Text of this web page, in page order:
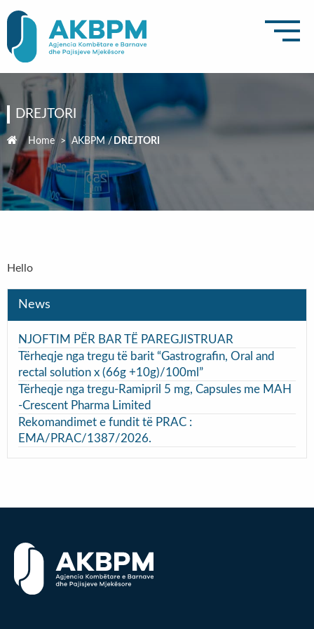
DREJTORI
Home > AKBPM /DREJTORI
Hello
News
NJOFTIM PËR BAR TË PAREGJISTRUAR
Tërheqje nga tregu të barit “Gastrografin, Oral and
rectal solution x (66g +10g)/100ml”
Tërheqje nga tregu-Ramipril 5 mg, Capsules me MAH
-Crescent Pharma Limited
Rekomandimet e fundit të PRAC :
EMA/PRAC/1387/2026.